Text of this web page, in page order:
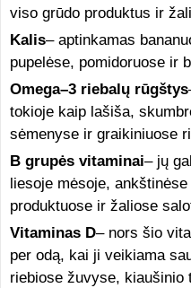
viso grūdo produktus ir
Kalis– aptinkamas
pupelėse, pomidoruose ir
Omega–3 riebalų rūgštys
tokioje kaip lašiša,
sėmenyse ir graikiniuose
B grupės vitaminai– jų
liesoje mėsoje,
produktuose ir žaliose
Vitaminas D– nors šio
per odą, kai ji veikiama
riebiose žuvyse, kiaušinio